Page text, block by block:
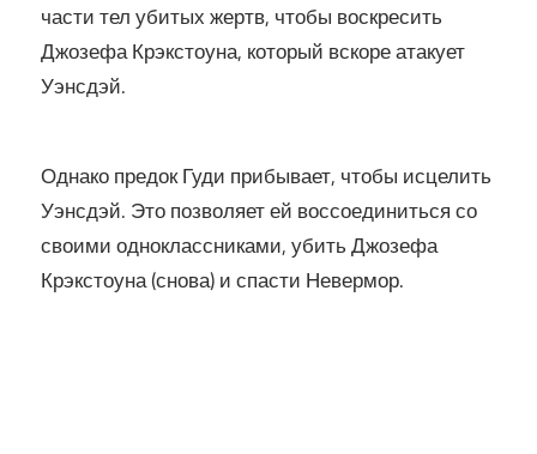
части тел убитых жертв, чтобы воскресить
Джозефа Крэкстоуна, который вскоре атакует
Уэнсдэй.
Однако предок Гуди прибывает, чтобы исцелить
Уэнсдэй. Это позволяет ей воссоединиться со
своими одноклассниками, убить Джозефа
Крэкстоуна (снова) и спасти Невермор.